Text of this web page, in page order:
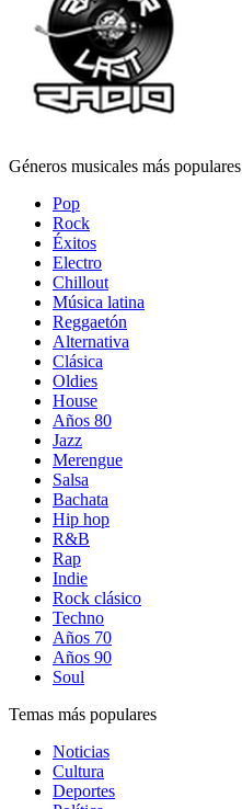
Géneros musicales más populares
Pop
Rock
Éxitos
Electro
Chillout
Música latina
Reggaetón
Alternativa
Clásica
Oldies
House
Años 80
Jazz
Merengue
Salsa
Bachata
Hip hop
R&B
Rap
Indie
Rock clásico
Techno
Años 70
Años 90
Soul
Temas más populares
Noticias
Cultura
Deportes